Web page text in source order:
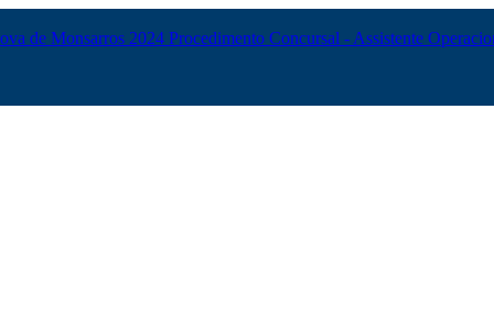
de Monsarros 2024 Procedimento Concursal - Assistente